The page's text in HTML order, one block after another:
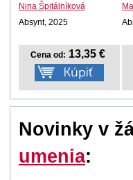
Nina Špitálníková
Absynt, 2025
Cena od: 13,35 €
Novinky v
umenia: